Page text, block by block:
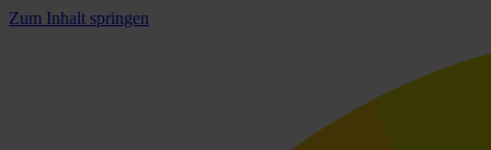
Zum Inhalt springen